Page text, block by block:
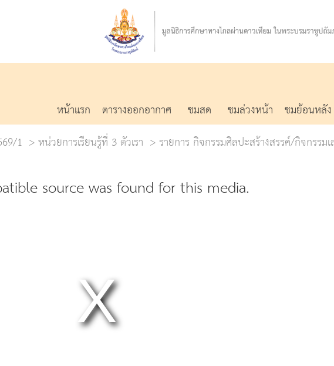
หน้าแรก ตารางออกอากาศ ชมสด ชมล่วงหน้า ชมย้อนหลัง
1 หน่วยการเรียนรู้ที่ 3 ตัวเรา
รายการ กิจกรรมศิลปะสร้างสรรค์/กิจกรรม
source was found for this media.